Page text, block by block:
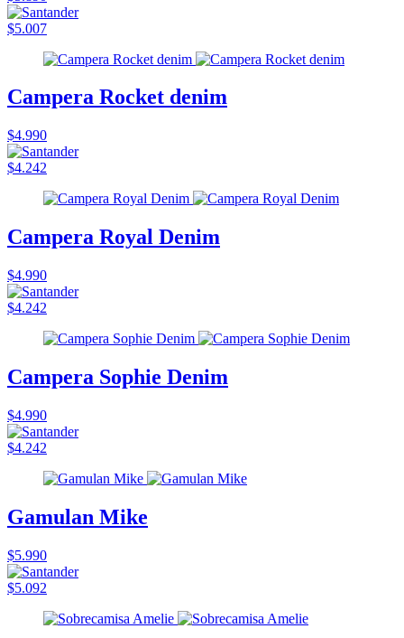
$5.007
Campera Rocket denim
$4.990
$4.242
Campera Royal Denim
$4.990
$4.242
Campera Sophie Denim
$4.990
$4.242
Gamulan Mike
$5.990
$5.092